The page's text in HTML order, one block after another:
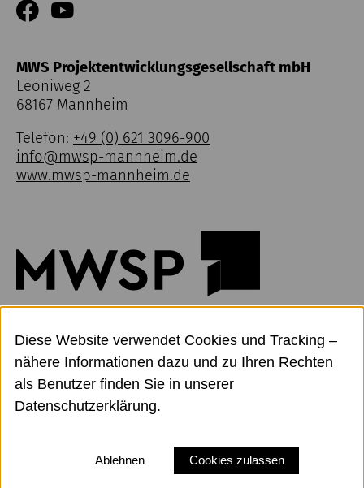
MWS Projektentwicklungsgesellschaft mbH
Leoniweg 2
68167 Mannheim
Telefon: +49 (0) 621 3096-900
info@mwsp-mannheim.de
www.mwsp-mannheim.de
Kontakt
Datenschutz
Diese Website verwendet Cookies und Tracking –
nähere Informationen dazu und zu Ihren Rechten
als Benutzer finden Sie in unserer
Datenschutzerklärung.
Ablehnen Cookies zulassen